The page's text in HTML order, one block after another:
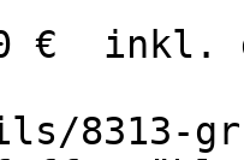
€
8313-